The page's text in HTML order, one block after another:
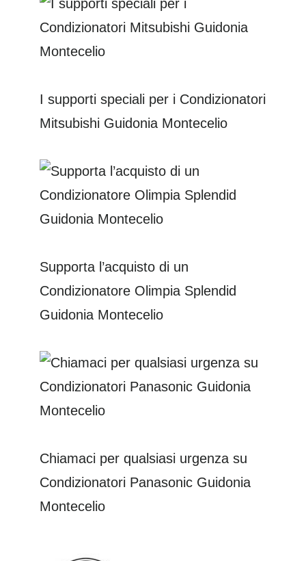
I supporti speciali per i Condizionatori
Mitsubishi Guidonia Montecelio
Supporta l’acquisto di un
Condizionatore Olimpia Splendid
Guidonia Montecelio
Chiamaci per qualsiasi urgenza su
Condizionatori Panasonic Guidonia
Montecelio